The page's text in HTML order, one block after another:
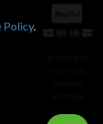
Policy.